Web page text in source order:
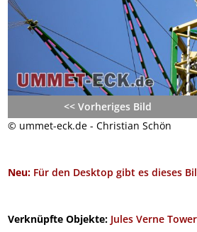
<< Vorheriges Bild
© ummet-eck.de - Christian Schön
Neu: Für den Desktop gibt es dieses
Verknüpfte Objekte: Jules Verne